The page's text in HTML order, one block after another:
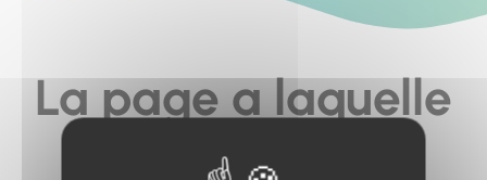
La page a laquelle
vous cherchez à